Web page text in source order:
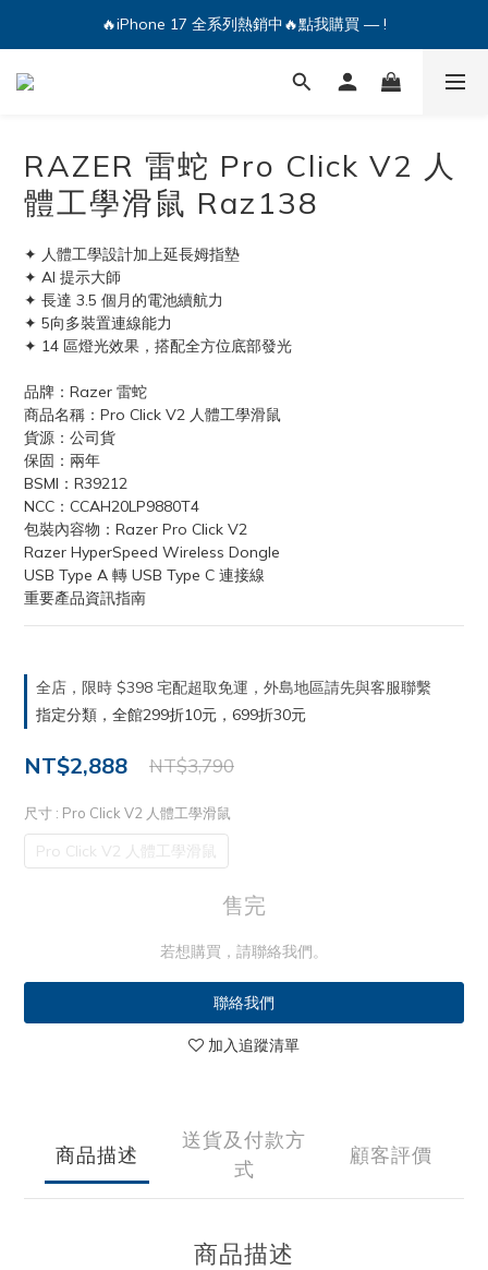
🔥iPhone 17 全系列熱銷中🔥點我購買 — !
🔥iPhone 17 全系列熱銷中🔥點我購買 — !
RAZER 雷蛇 Pro Click V2 人
體工學滑鼠 Raz138
✦ 人體工學設計加上延長姆指墊
✦ AI 提示大師
✦ 長達 3.5 個月的電池續航力
✦ 5向多裝置連線能力
✦ 14 區燈光效果，搭配全方位底部發光
品牌：Razer 雷蛇
商品名稱：Pro Click V2 人體工學滑鼠
貨源：公司貨
保固：兩年
BSMI：R39212
NCC：CCAH20LP9880T4
包裝內容物：Razer Pro Click V2
Razer HyperSpeed Wireless Dongle
USB Type A 轉 USB Type C 連接線
重要產品資訊指南
全店，限時 $398 宅配超取免運，外島地區請先與客服聯繫
指定分類，全館299折10元，699折30元
NT$2,888 NT$3,790
尺寸 : Pro Click V2 人體工學滑鼠
Pro Click V2 人體工學滑鼠
售完
若想購買，請聯絡我們。
聯絡我們
加入追蹤清單
商品描述
送貨及付款方
式
顧客評價
商品描述